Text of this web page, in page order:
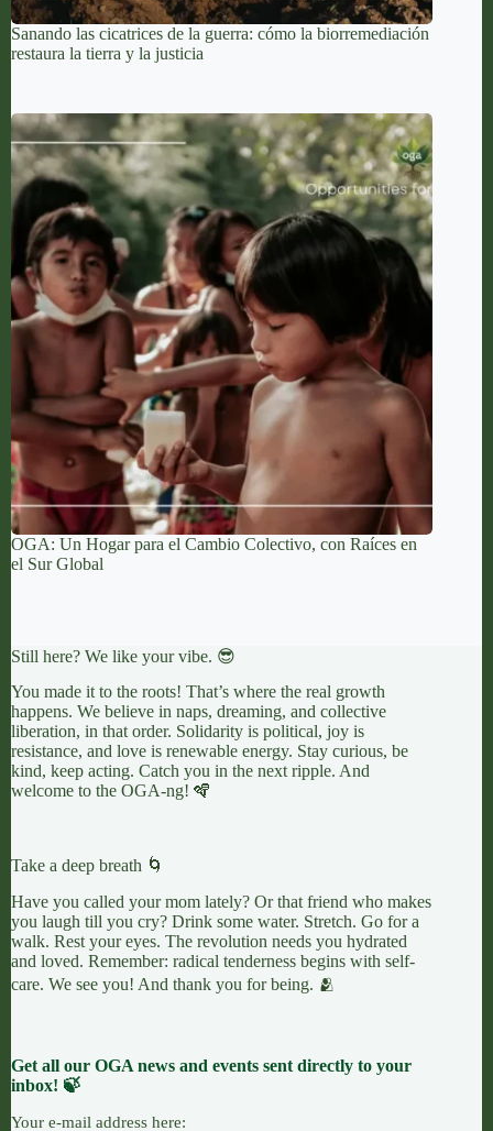
Sanando las cicatrices de la guerra: cómo la biorremediación
restaura la tierra y la justicia
OGA: Un Hogar para el Cambio Colectivo, con Raíces en
el Sur Global
Still here? We like your vibe. 😎
You made it to the roots! That’s where the real growth
happens. We believe in naps, dreaming, and collective
liberation, in that order. Solidarity is political, joy is
resistance, and love is renewable energy. Stay curious, be
kind, keep acting. Catch you in the next ripple. And
welcome to the OGA-ng! 🪇
Take a deep breath 🌀
Have you called your mom lately? Or that friend who makes
you laugh till you cry? Drink some water. Stretch. Go for a
walk. Rest your eyes. The revolution needs you hydrated
and loved. Remember: radical tenderness begins with self-
care. We see you! And thank you for being. 🫂
Get all our OGA news and events sent directly to your
inbox! 🍃
Your e-mail address here: